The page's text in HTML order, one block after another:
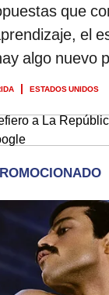
que
el
algo nuevo
ESTADOS UNIDOS
a La